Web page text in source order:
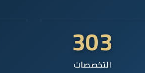
303
التخصصات